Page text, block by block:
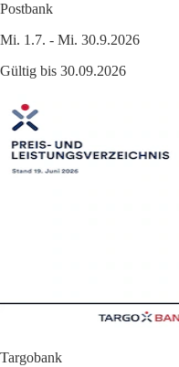
Postbank
Mi. 1.7. - Mi. 30.9.2026
Gültig bis 30.09.2026
Targobank